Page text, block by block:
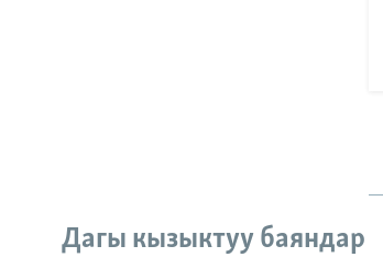
Дагы кызыктуу баяндар